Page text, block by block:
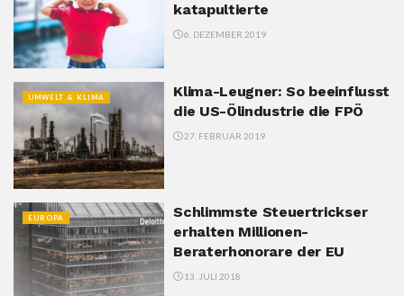
katapultierte
6. DEZEMBER 2019
UMWELT & KLIMA
Klima-Leugner: So beeinflusst
die US-Ölindustrie die FPÖ
27. FEBRUAR 2019
EUROPA
Schlimmste Steuertrickser
erhalten Millionen-
Beraterhonorare der EU
13. JULI 2018